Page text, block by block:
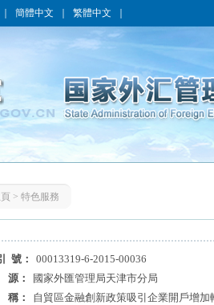
簡體中文 繁體中文
> 特色服務
號：
00013319-6-2015-00036
：
國家外匯管理局天津市分局
：
自貿區金融創新政策吸引企業開戶增加